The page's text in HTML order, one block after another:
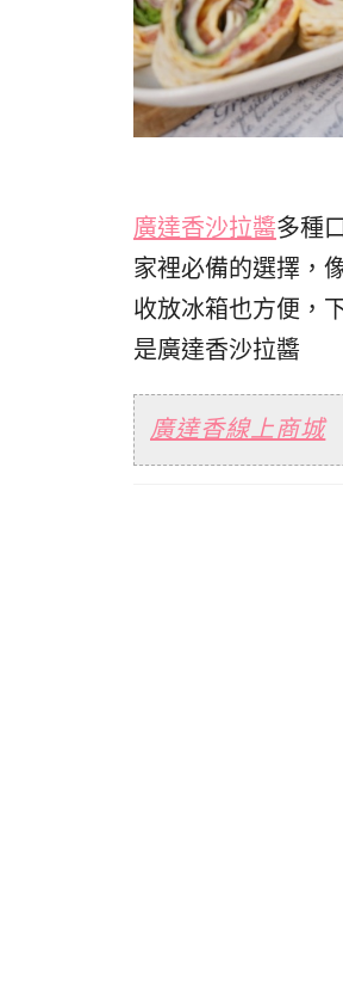
廣達香沙拉醬多種
家裡必備的選擇，
收放冰箱也方便，
是廣達香沙拉醬
廣達香線上商城